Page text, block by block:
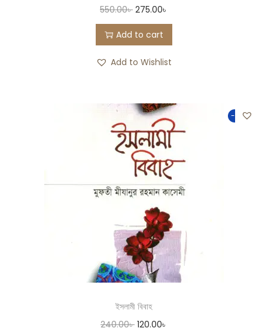
550.00৳ 275.00৳
Add to cart
Add to Wishlist
-50%
ইসলামী বিবাহ
240.00৳ 120.00৳